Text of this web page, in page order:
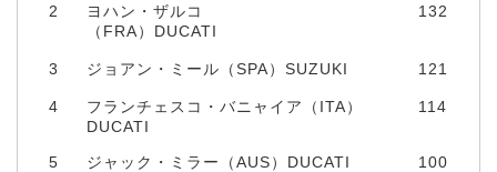
2
ヨハン・ザルコ
（FRA）DUCATI
132
3 ジョアン・ミール（SPA）SUZUKI 121
4
フランチェスコ・バニャイア（ITA）
DUCATI
114
5 ジャック・ミラー（AUS）DUCATI 100